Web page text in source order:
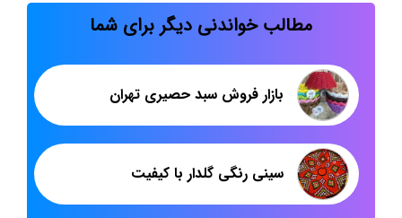
مطالب خواندنی دیگر برای شما
بازار فروش سبد حصیری تهران
سینی رنگی گلدار با کیفیت